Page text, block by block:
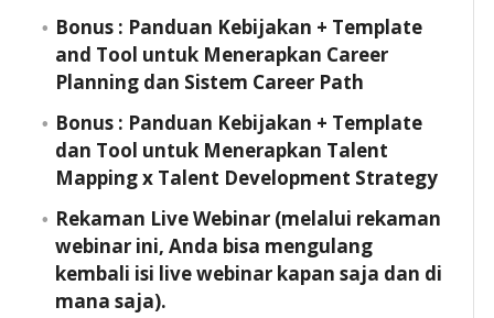
Bonus : Panduan Kebijakan + Template
and Tool untuk Menerapkan Career
Planning dan Sistem Career Path
Bonus : Panduan Kebijakan + Template
dan Tool untuk Menerapkan Talent
Mapping x Talent Development Strategy
Rekaman Live Webinar (melalui rekaman
webinar ini, Anda bisa mengulang
kembali isi live webinar kapan saja dan di
mana saja).